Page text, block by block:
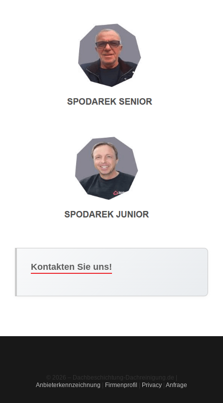
Kontakten Sie uns!
© 2026 – Dachbeschichtung-Dachreinigung.de |
Anbieterkennzeichnung | Firmenprofil | Privacy | Anfrage